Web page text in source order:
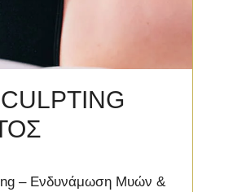
– Ενδυνάμωση Μυών &